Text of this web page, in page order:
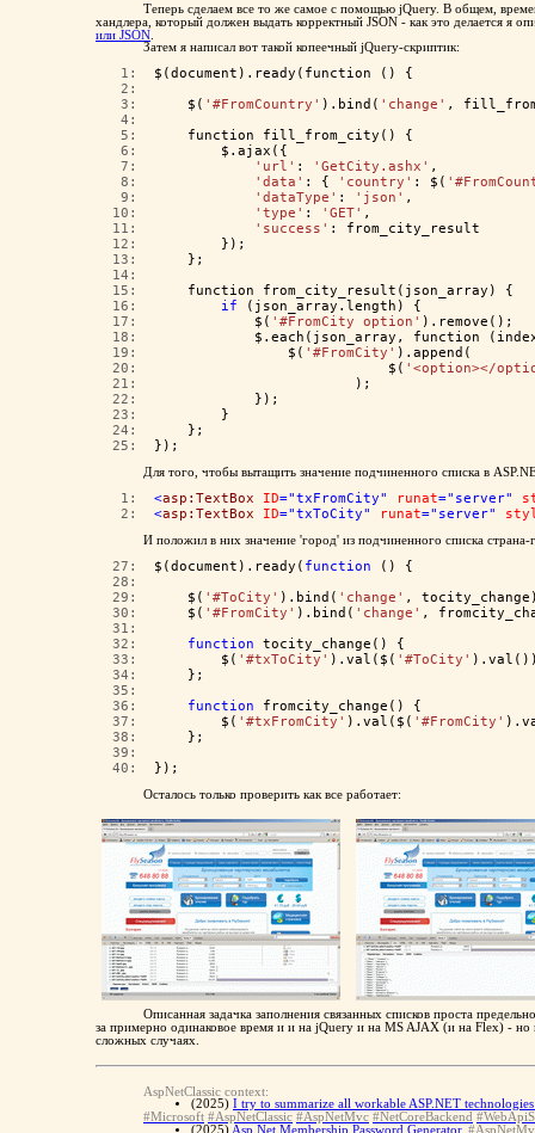
Теперь сделаем все то же самое с помощью jQuery. В общем,
хандлера, который должен выдать корректный JSON - как это делается я
или JSON
Затем я написал вот такой копеечный jQuery-скриптик:
   1:
$(document).ready(function () {
   2:
   3:
    $(
'#FromCountry' ).bind( 'change' ,
   4:
   5:
    function fill_from_city() {
   6:
        $.ajax({
   7:
'url' : 'GetCity.ashx' ,
   8:
'data' : { 'country' : $(
   9:
'dataType' : 'json' ,
  10:
'type' : 'GET' ,
  11:
'success' : from_city_result
  12:
        });
  13:
    };
  14:
  15:
    function from_city_result(json_array) {
  16:
if (json_array.length) {
  17:
            $(
'#FromCity option' ).remove();
  18:
$.each(json_array, function
  19:
                $(
'#FromCity' ).append(
  20:
                            $(
'<option></
  21:
                        );
  22:
            });
  23:
        }
  24:
    };
  25:
});
Для того, чтобы вытащить значение подчиненного списка в
   1:
<asp:TextBox ID="txFromCity" runat="server"
   2:
<asp:TextBox ID="txToCity" runat="server"
И положил в них значение 'город' из подчиненного списка страна-
  27:
$(document).ready( function () {
  28:
  29:
    $(
'#ToCity' ).bind( 'change' ,
  30:
    $(
'#FromCity' ).bind( 'change' ,
  31:
  32:
function tocity_change() {
  33:
        $(
'#txToCity' ).val($( '#ToCity'
  34:
    };
  35:
  36:
function fromcity_change() {
  37:
        $(
'#txFromCity' ).val($( '#FromCity'
  38:
    };
  39:
  40:
});
Осталось только проверить как все работает:
Описанная задачка заполнения связанных списков проста
за примерно одинаковое время и и на jQuery и на MS AJAX (и на Flex) -
сложных случаях.
AspNetClassic context:
(2025) I try to summarize all workable ASP.NET
#Microsoft #AspNetClassic #AspNetMvc #NetCoreBackend
(2025) Asp.Net Membership Password Generator.